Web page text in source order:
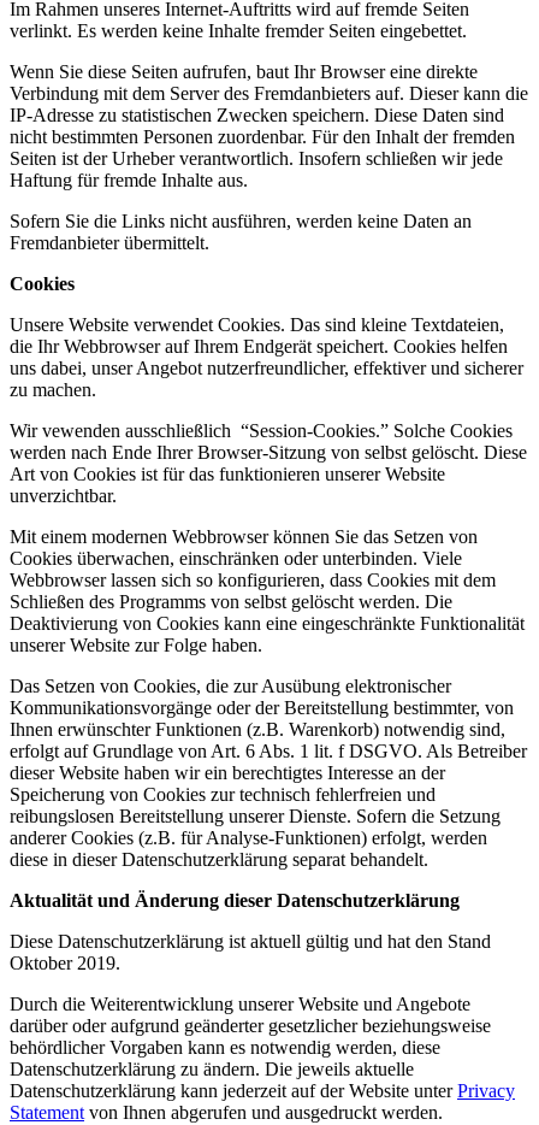
Im Rahmen unseres Internet-Auftritts wird auf fremde Seiten
verlinkt. Es werden keine Inhalte fremder Seiten eingebettet.
Wenn Sie diese Seiten aufrufen, baut Ihr Browser eine direkte
Verbindung mit dem Server des Fremdanbieters auf. Dieser kann die
IP-Adresse zu statistischen Zwecken speichern. Diese Daten sind
nicht bestimmten Personen zuordenbar. Für den Inhalt der fremden
Seiten ist der Urheber verantwortlich. Insofern schließen wir jede
Haftung für fremde Inhalte aus.
Sofern Sie die Links nicht ausführen, werden keine Daten an
Fremdanbieter übermittelt.
Cookies
Unsere Website verwendet Cookies. Das sind kleine Textdateien,
die Ihr Webbrowser auf Ihrem Endgerät speichert. Cookies helfen
uns dabei, unser Angebot nutzerfreundlicher, effektiver und sicherer
zu machen.
Wir vewenden ausschließlich “Session-Cookies.” Solche Cookies
werden nach Ende Ihrer Browser-Sitzung von selbst gelöscht. Diese
Art von Cookies ist für das funktionieren unserer Website
unverzichtbar.
Mit einem modernen Webbrowser können Sie das Setzen von
Cookies überwachen, einschränken oder unterbinden. Viele
Webbrowser lassen sich so konfigurieren, dass Cookies mit dem
Schließen des Programms von selbst gelöscht werden. Die
Deaktivierung von Cookies kann eine eingeschränkte Funktionalität
unserer Website zur Folge haben.
Das Setzen von Cookies, die zur Ausübung elektronischer
Kommunikationsvorgänge oder der Bereitstellung bestimmter, von
Ihnen erwünschter Funktionen (z.B. Warenkorb) notwendig sind,
erfolgt auf Grundlage von Art. 6 Abs. 1 lit. f DSGVO. Als Betreiber
dieser Website haben wir ein berechtigtes Interesse an der
Speicherung von Cookies zur technisch fehlerfreien und
reibungslosen Bereitstellung unserer Dienste. Sofern die Setzung
anderer Cookies (z.B. für Analyse-Funktionen) erfolgt, werden
diese in dieser Datenschutzerklärung separat behandelt.
Aktualität und Änderung dieser Datenschutzerklärung
Diese Datenschutzerklärung ist aktuell gültig und hat den Stand
Oktober 2019.
Durch die Weiterentwicklung unserer Website und Angebote
darüber oder aufgrund geänderter gesetzlicher beziehungsweise
behördlicher Vorgaben kann es notwendig werden, diese
Datenschutzerklärung zu ändern. Die jeweils aktuelle
Datenschutzerklärung kann jederzeit auf der Website unterPrivacy
Statement von Ihnen abgerufen und ausgedruckt werden.